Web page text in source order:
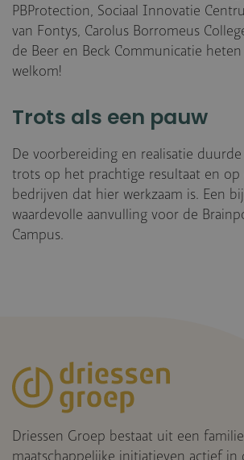
PBProtection, Sociaal Innovatie
van Fontys, Carolus Borromeus
de Beer en Beck Communicatie
welkom!
Trots als een pauw
De voorbereiding en realisatie duurde
trots op het prachtige resultaat en op
bedrijven dat hier werkzaam is. Een
waardevolle aanvulling voor de
Campus.
Driessen Groep bestaat uit een
maatschappelijke initiatieven actief in